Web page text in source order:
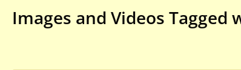
Images and Videos Tagged